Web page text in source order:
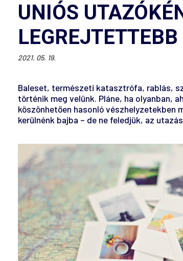
UNIÓS
2021. 05. 19.
Baleset, természeti katasztrófa, rablás,
történik meg velünk. Pláne, ha olyanban,
köszönhetően hasonló
kerülnénk bajba – de ne feledjük, az